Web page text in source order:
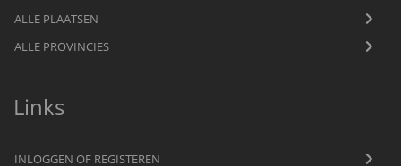
ALLE PLAATSEN
ALLE PROVINCIES
Links
INLOGGEN OF REGISTEREN